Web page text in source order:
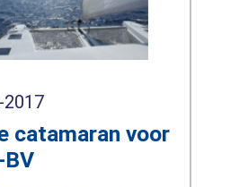
catamaran voor